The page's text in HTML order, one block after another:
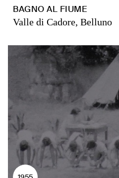
BAGNO AL FIUME
Valle di Cadore, Belluno